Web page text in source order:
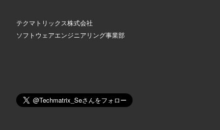
テクマトリックス株式会社
ソフトウェアエンジニアリング事業部